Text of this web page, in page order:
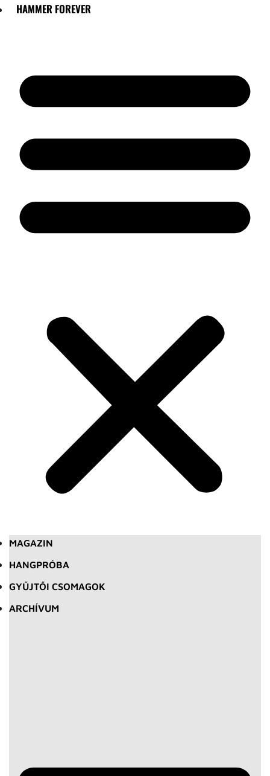
HAMMER FOREVER
MAGAZIN
HANGPRÓBA
GYŰJTŐI CSOMAGOK
ARCHÍVUM